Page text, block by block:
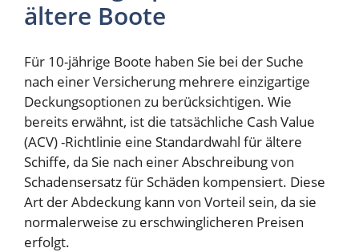
ältere Boote
Für 10-jährige Boote haben Sie bei der Suche
nach einer Versicherung mehrere einzigartige
Deckungsoptionen zu berücksichtigen. Wie
bereits erwähnt, ist die tatsächliche Cash Value
(ACV) -Richtlinie eine Standardwahl für ältere
Schiffe, da Sie nach einer Abschreibung von
Schadensersatz für Schäden kompensiert. Diese
Art der Abdeckung kann von Vorteil sein, da sie
normalerweise zu erschwinglicheren Preisen
erfolgt.